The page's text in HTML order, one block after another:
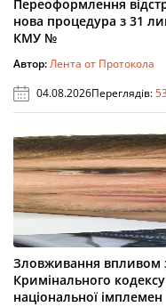
Переоформлення
нова процедура з 31
КМУ №
Автор:Лента от Протокола
04.08.2026Переглядів:
Зловживання впливом
Кримінального
національної імплемен